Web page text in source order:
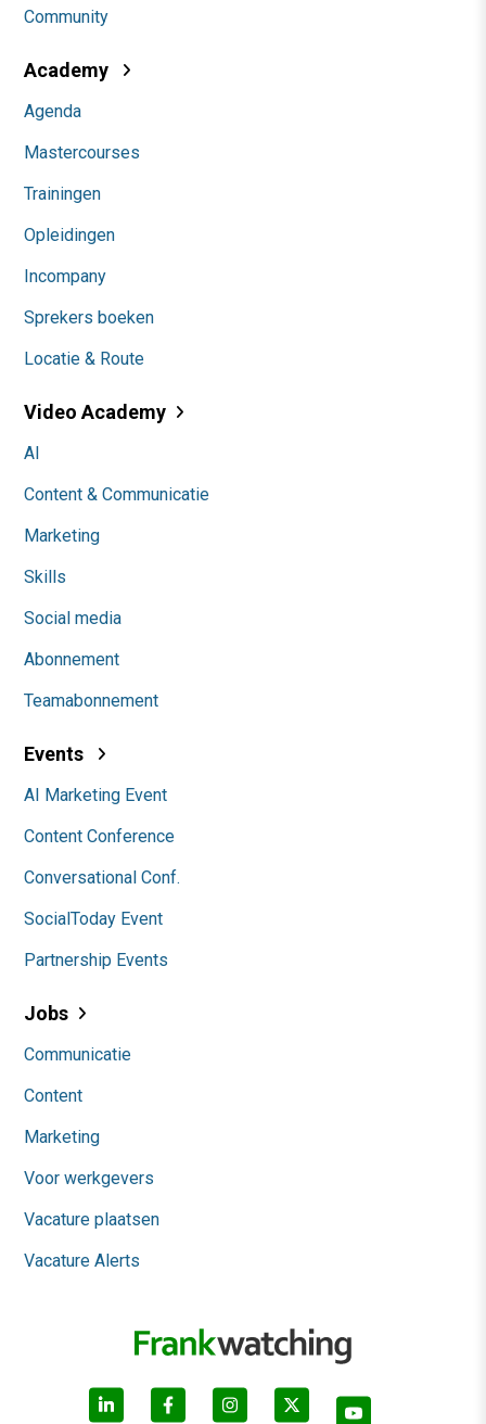
Community
Academy
Agenda
Mastercourses
Trainingen
Opleidingen
Incompany
Sprekers boeken
Locatie & Route
Video Academy
AI
Content & Communicatie
Marketing
Skills
Social media
Abonnement
Teamabonnement
Events
AI Marketing Event
Content Conference
Conversational Conf.
SocialToday Event
Partnership Events
Jobs
Communicatie
Content
Marketing
Voor werkgevers
Vacature plaatsen
Vacature Alerts